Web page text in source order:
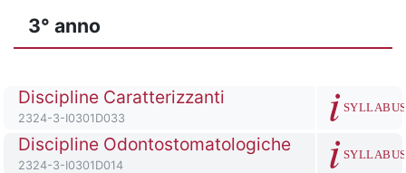
3° anno
Titolo del corso
Discipline Caratterizzanti
Codice identificativo del corso
2324-3-I0301D033
SYLLABUS
Titolo del corso
Discipline Odontostomatologiche
Codice identificativo del corso
2324-3-I0301D014
SYLLABUS